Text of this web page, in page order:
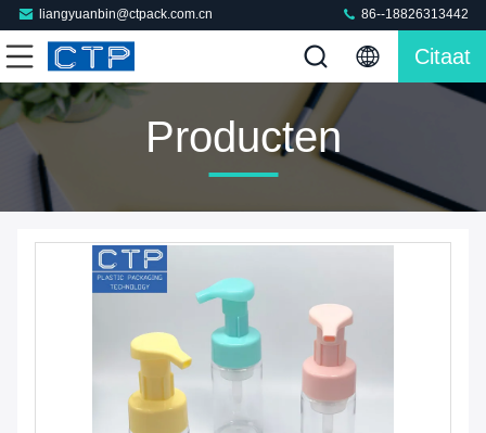
liangyuanbin@ctpack.com.cn 86--18826313442
Citaat
Producten